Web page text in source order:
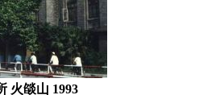
火燄山 1993